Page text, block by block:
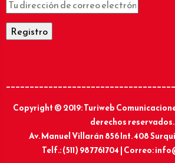
Copyright © 2019: Turiweb
derechos reservados.
Av. Manuel Villarán 856 Int. 408
Telf.: (511) 987761704 | Correo: